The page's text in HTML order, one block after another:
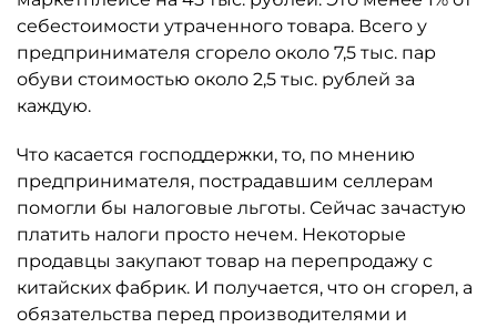
себестоимости утраченного товара. Всего у
предпринимателя сгорело около 7,5 тыс. пар
обуви стоимостью около 2,5 тыс. рублей за
каждую.
Что касается господдержки, то, по мнению
предпринимателя, пострадавшим селлерам
помогли бы налоговые льготы. Сейчас зачастую
платить налоги просто нечем. Некоторые
продавцы закупают товар на перепродажу с
китайских фабрик. И получается, что он сгорел, а
обязательства перед производителями и